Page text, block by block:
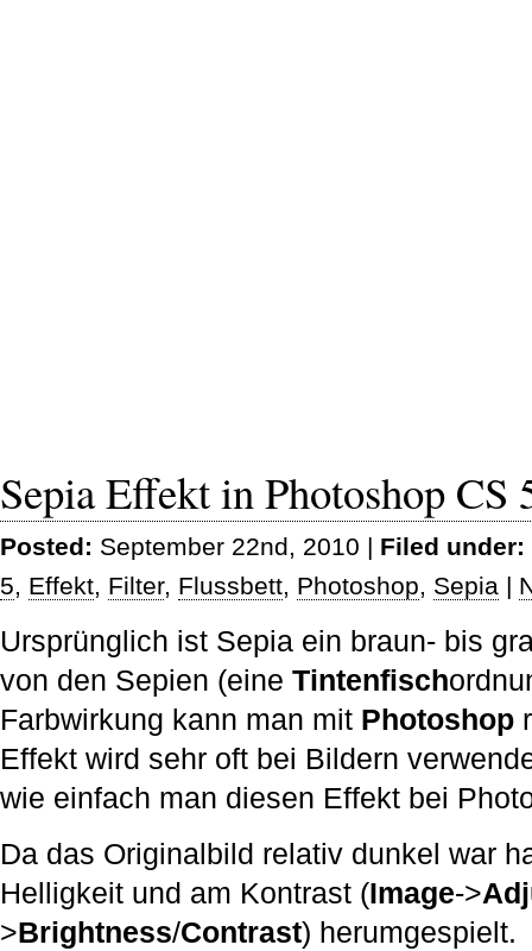
Sepia Effekt in Photoshop CS
Posted: September 22nd, 2010 | Filed under:
5, Effekt, Filter, Flussbett, Photoshop, Sepia |
Ursprünglich ist Sepia ein braun- bis
von den Sepien (eine Tintenfisch
Farbwirkung kann man mit Photoshop
Effekt wird sehr oft bei Bildern
wie einfach man diesen Effekt bei
Da das Originalbild relativ dunkel war
Helligkeit und am Kontrast (Image->
>Brightness/Contrast) herumgespielt.